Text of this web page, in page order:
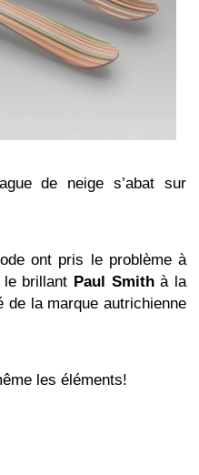
de neige s’abat sur
ont pris le problème à
brillant Paul Smithà la
la marque autrichienne
les éléments!